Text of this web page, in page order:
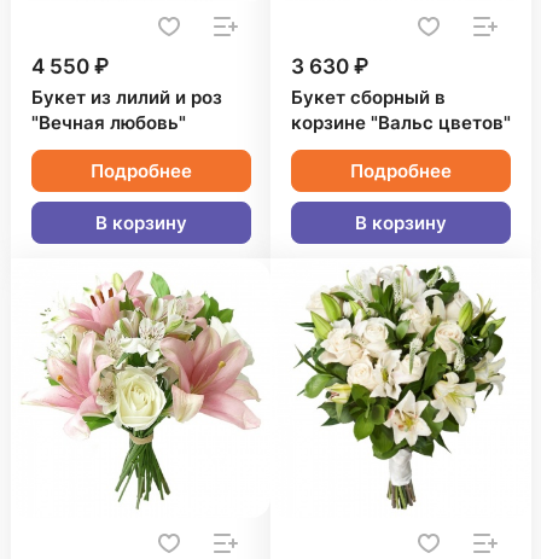
4 550 ₽
Букет из лилий и роз
"Вечная любовь"
Подробнее
В корзину
3 630 ₽
Букет сборный в
корзине "Вальс цветов"
Подробнее
В корзину